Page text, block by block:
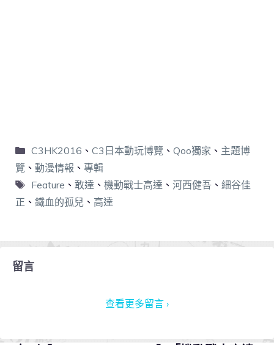
C3HK2016 、 C3日本動玩博覽 、 Qoo獨家 、 主題博
覽 、 動漫情報 、 專輯
Feature 、 敢達 、 機動戰士高達 、 河西健吾、 細谷佳
正 、 鐵血的孤兒 、 高達
留言
查看更多留言 ›